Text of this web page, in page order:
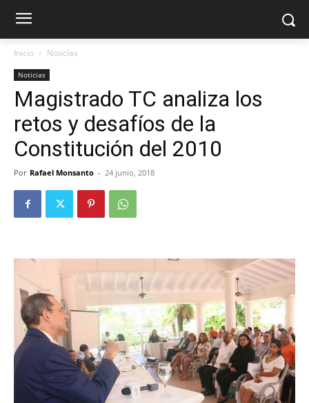
Inicio Noticias
Noticias
Magistrado TC analiza los
retos y desafíos de la
Constitución del 2010
Por Rafael Monsanto - 24 junio, 2018